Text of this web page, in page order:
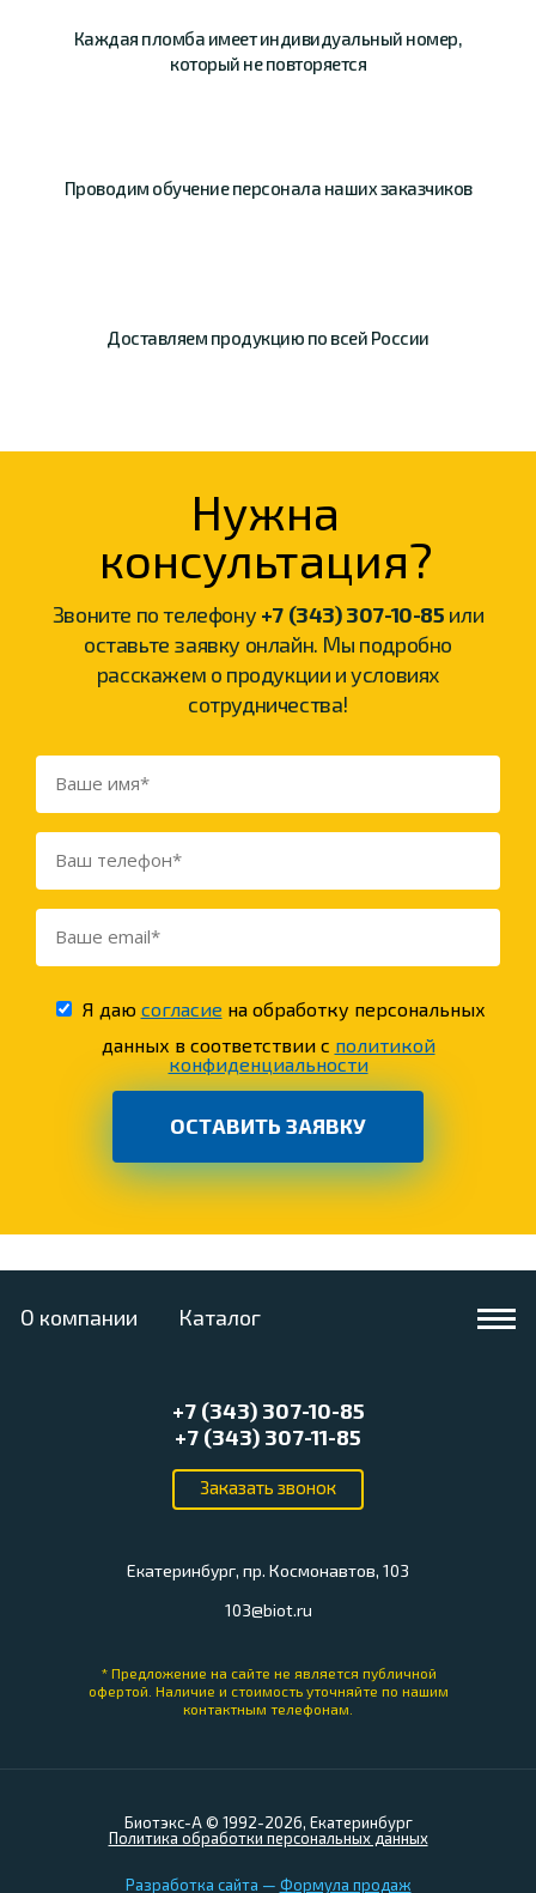
Каждая пломба имеетиндивидуальный номер,
который не повторяется
Проводим обучениеперсонала нашихзаказчиков
Доставляем продукцию по всей России
Нужна
консультация?
Звоните по телефону +7 (343) 307-10-85 или
оставьте заявку онлайн. Мы подробно
расскажем о продукции и условиях
сотрудничества!
Я даю согласие на обработку персональных
данных в соответствии с политикой
конфиденциальности
О компании Каталог
+7 (343) 307-10-85
+7 (343) 307-11-85
Екатеринбург, пр. Космонавтов, 103
103@biot.ru
* Предложение на сайте не является публичной
офертой. Наличие и стоимость уточняйте по нашим
контактным телефонам.
Биотэкс-А © 1992-2026, Екатеринбург
Политика обработки персональных данных
Разработка сайта — Формула продаж